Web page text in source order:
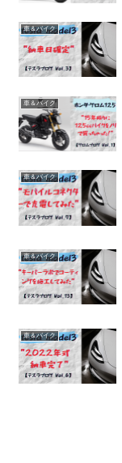
車＆バイク
車＆バイク
車＆バイク
車＆バイク
車＆バイク